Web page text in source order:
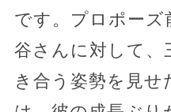
です。プロポーズ
谷さんに対して、
き合う姿勢を見せ